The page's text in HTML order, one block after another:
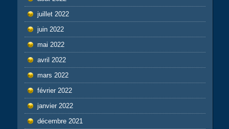
juillet 2022
juin 2022
mai 2022
avril 2022
mars 2022
février 2022
janvier 2022
décembre 2021